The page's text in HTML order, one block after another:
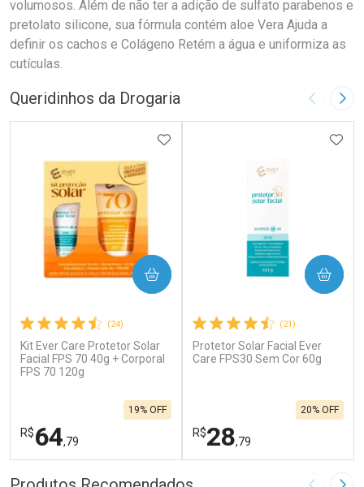
volumosos. Além de não ter a adição de sulfato parabenos e
pretolato silicone, sua fórmula contém aloe Vera Ajuda a
definir os cachos e Colágeno Retém a água e uniformiza as
cutículas.
Queridinhos da Drogaria Imagem
(24)
Kit Ever Care Protetor Solar
Facial FPS 70 40g + Corporal
FPS 70 120g
R$64,79
19% OFF
ADICIONAR AOS FAVORITOS
COMPRAR
FECHAR
FECHAR
(21)
Protetor Solar Facial Ever
Care FPS30 Sem Cor 60g
R$28,79
20% OFF
COMPRAR